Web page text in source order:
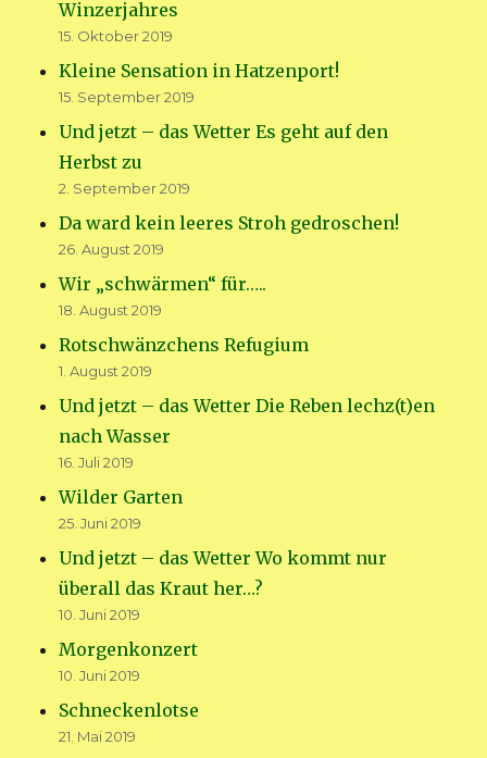
Winzerjahres
15. Oktober 2019
Kleine Sensation in Hatzenport!
15. September 2019
Und jetzt – das Wetter Es geht auf den
Herbst zu
2. September 2019
Da ward kein leeres Stroh gedroschen!
26. August 2019
Wir „schwärmen“ für…..
18. August 2019
Rotschwänzchens Refugium
1. August 2019
Und jetzt – das Wetter Die Reben lechz(t)en
nach Wasser
16. Juli 2019
Wilder Garten
25. Juni 2019
Und jetzt – das Wetter Wo kommt nur
überall das Kraut her…?
10. Juni 2019
Morgenkonzert
10. Juni 2019
Schneckenlotse
21. Mai 2019